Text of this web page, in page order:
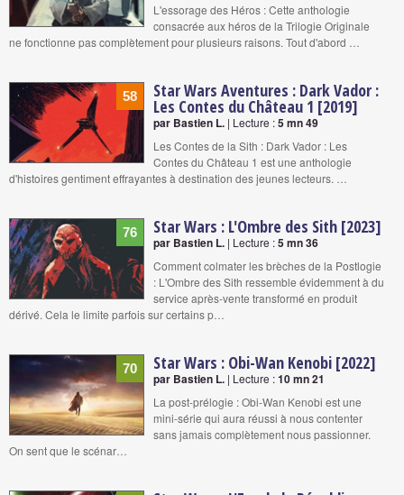
L'essorage des Héros : Cette anthologie
consacrée aux héros de la Trilogie Originale
ne fonctionne pas complètement pour plusieurs raisons. Tout d'abord …
58 Star Wars Aventures : Dark Vador :
Les Contes du Château 1 [2019]
par Bastien L. | Lecture :5 mn 49
Les Contes de la Sith : Dark Vador : Les
Contes du Château 1 est une anthologie
d'histoires gentiment effrayantes à destination des jeunes lecteurs. …
76 Star Wars : L'Ombre des Sith [2023]
par Bastien L. | Lecture :5 mn 36
Comment colmater les brèches de la Postlogie
: L'Ombre des Sith ressemble évidemment à du
service après-vente transformé en produit
dérivé. Cela le limite parfois sur certains p…
70 Star Wars : Obi-Wan Kenobi [2022]
par Bastien L. | Lecture :10 mn 21
La post-prélogie : Obi-Wan Kenobi est une
mini-série qui aura réussi à nous contenter
sans jamais complètement nous passionner.
On sent que le scénar…